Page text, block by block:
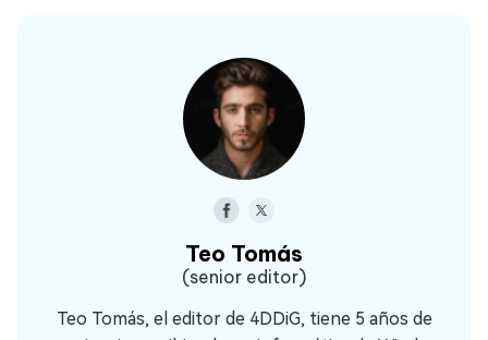
Teo Tomás
(senior editor)
Teo Tomás, el editor de 4DDiG, tiene 5 años de